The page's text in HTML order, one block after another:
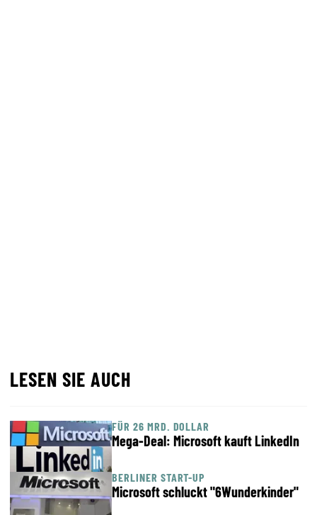
LESEN SIE AUCH
FÜR 26 MRD. DOLLAR
Mega-Deal: Microsoft kauft LinkedIn
BERLINER START-UP
Microsoft schluckt "6Wunderkinder"